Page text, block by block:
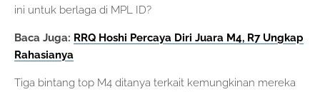
ini untuk berlaga di MPL ID?
Baca Juga: RRQ Hoshi Percaya Diri Juara M4, R7 Ungkap
Rahasianya
Tiga bintang top M4 ditanya terkait kemungkinan mereka